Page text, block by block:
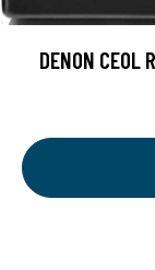
DENON CEOL